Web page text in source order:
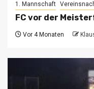
1. Mannschaft
FC vor der
Vor 4 Monaten